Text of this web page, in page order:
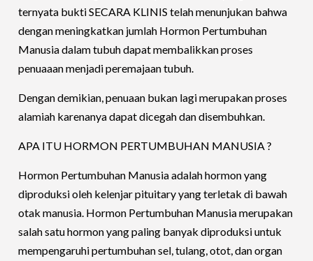
ternyata bukti SECARA KLINIS telah menunjukan bahwa
dengan meningkatkan jumlah Hormon Pertumbuhan
Manusia dalam tubuh dapat membalikkan proses
penuaaan menjadi peremajaan tubuh.
Dengan demikian, penuaan bukan lagi merupakan proses
alamiah karenanya dapat dicegah dan disembuhkan.
APA ITU HORMON PERTUMBUHAN MANUSIA ?
Hormon Pertumbuhan Manusia adalah hormon yang
diproduksi oleh kelenjar pituitary yang terletak di bawah
otak manusia. Hormon Pertumbuhan Manusia merupakan
salah satu hormon yang paling banyak diproduksi untuk
mempengaruhi pertumbuhan sel, tulang, otot, dan organ